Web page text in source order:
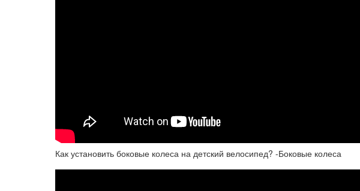
Как установить боковые колеса на детский велосипед? -Боковые колеса